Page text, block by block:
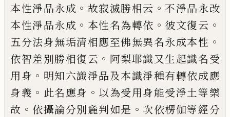
本性淨品永成 。 故寂滅勝相云 。不淨品永改
本性淨品永成 。 本性名為轉依 。 彼文復云 。
五分法身無垢清相應至佛無異名永成本性 。
依智差別勝相復云 。 阿梨耶識又生起識名受
用身 。 明知六識淨品及本識淨種有轉依成應
身義 。 此名應身 。 以為受用身能受淨土等樂
故 。 依攝論分別麁判如是 。 次依楞伽等經分